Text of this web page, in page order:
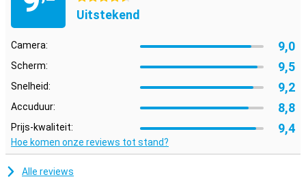
Uitstekend
Camera: 9,0
Scherm: 9,5
Snelheid: 9,2
Accuduur: 8,8
Prijs-kwaliteit: 9,4
Hoe komen onze reviews tot stand?
Alle reviews